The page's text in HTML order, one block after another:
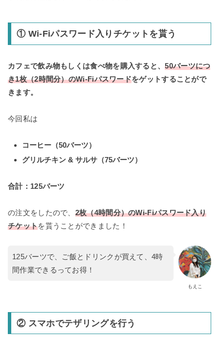
① Wi-Fiパスワード入りチケットを貰う
カフェで飲み物もしくは食べ物を購入すると、50バーツにつ
き1枚（2時間分）のWi-Fiパスワードをゲットすることがで
きます。
今回私は
コーヒー（50バーツ）
グリルチキン & サルサ（75バーツ）
合計：125バーツ
の注文をしたので、 2枚（4時間分）のWi-Fiパスワード入り
チケットを貰うことができました！
もえこ
125バーツで、ご飯とドリンクが買えて、4時
間作業できるってお得！
② スマホでテザリングを行う